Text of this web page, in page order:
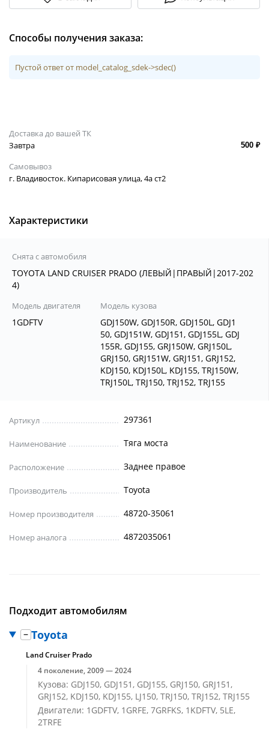
Способы получения заказа:
Пустой ответ от model_catalog_sdek->sdec()
Доставка до вашей ТК
Завтра
500 ₽
Самовывоз
г. Владивосток. Кипарисовая улица, 4а ст2
Характеристики
Снята с автомобиля
TOYOTA LAND CRUISER PRADO (ЛЕВЫЙ|ПРАВЫЙ|2017-202
4)
Модель двигателя
1GDFTV
Модель кузова
GDJ150W, GDJ150R, GDJ150L, GDJ1
50, GDJ151W, GDJ151, GDJ155L, GDJ
155R, GDJ155, GRJ150W, GRJ150L,
GRJ150, GRJ151W, GRJ151, GRJ152,
KDJ150, KDJ150L, KDJ155, TRJ150W,
TRJ150L, TRJ150, TRJ152, TRJ155
Артикул 297361
Наименование Тяга моста
Расположение Заднее правое
Производитель Toyota
Номер производителя 48720-35061
Номер аналога 4872035061
Подходит автомобилям
Toyota
Land Cruiser Prado
4 поколение, 2009 — 2024
Кузова: GDJ150, GDJ151, GDJ155, GRJ150, GRJ151,
GRJ152, KDJ150, KDJ155, LJ150, TRJ150, TRJ152, TRJ155
Двигатели: 1GDFTV, 1GRFE, 7GRFKS, 1KDFTV, 5LE,
2TRFE